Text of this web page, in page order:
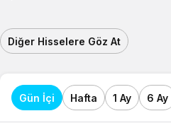
Diğer Hisselere Göz At
Gün İçi Hafta 1 Ay 6 Ay